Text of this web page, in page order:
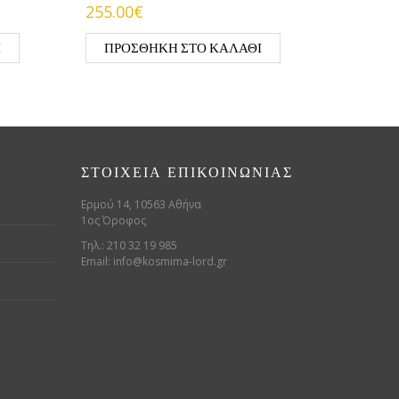
255.00€
ΠΡΟΣΘΉΚΗ ΣΤΟ ΚΑΛΆΘΙ
ΣΤΟΙΧΕΊΑ ΕΠΙΚΟΙΝΩΝΊΑΣ
Ερμού 14, 10563 Αθήνα
1ος Όροφος
Τηλ.: 210 32 19 985
Email: info@kosmima-lord.gr